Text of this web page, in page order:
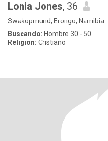
Lonia Jones, 36
Swakopmund, Erongo, Namibia
Buscando: Hombre 30 - 50
Religión: Cristiano